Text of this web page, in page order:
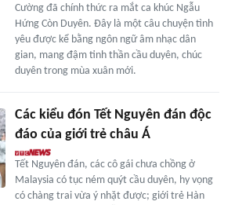
Cường đã chính thức ra mắt ca khúc Ngẫu
Hứng Còn Duyên. Đây là một câu chuyện tình
yêu được kể bằng ngôn ngữ âm nhạc dân
gian, mang đậm tinh thần cầu duyên, chúc
duyên trong mùa xuân mới.
Các kiểu đón Tết Nguyên đán độc
đáo của giới trẻ châu Á
Tết Nguyên đán, các cô gái chưa chồng ở
Malaysia có tục ném quýt cầu duyên, hy vọng
có chàng trai vừa ý nhặt được; giới trẻ Hàn